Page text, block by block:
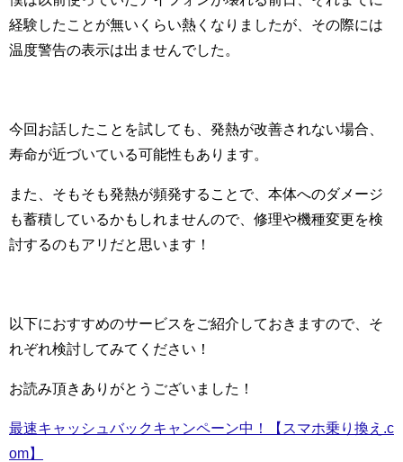
経験したことが無いくらい熱くなりましたが、その際には
温度警告の表示は出ませんでした。
今回お話したことを試しても、発熱が改善されない場合、
寿命が近づいている可能性もあります。
また、そもそも発熱が頻発することで、本体へのダメージ
も蓄積しているかもしれませんので、修理や機種変更を検
討するのもアリだと思います！
以下におすすめのサービスをご紹介しておきますので、そ
れぞれ検討してみてください！
お読み頂きありがとうございました！
最速キャッシュバックキャンペーン中！【スマホ乗り換え.c
om】